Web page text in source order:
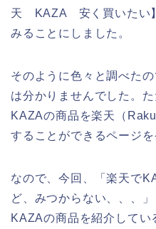
天 KAZA 安く買いたい
みることにしました。
そのように色々と調べた
は分かりませんでした。
KAZAの商品を楽天（
することができるページを
なので、今回、「楽天で
ど、みつからない、、、
KAZAの商品を紹介して